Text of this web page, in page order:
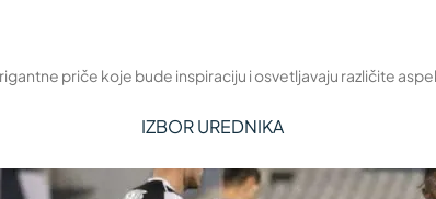
priče koje bude inspiraciju i osvetljavaju različite
IZBOR UREDNIKA